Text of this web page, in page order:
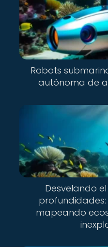
Robots
autónoma de
Desvelando
mapeando